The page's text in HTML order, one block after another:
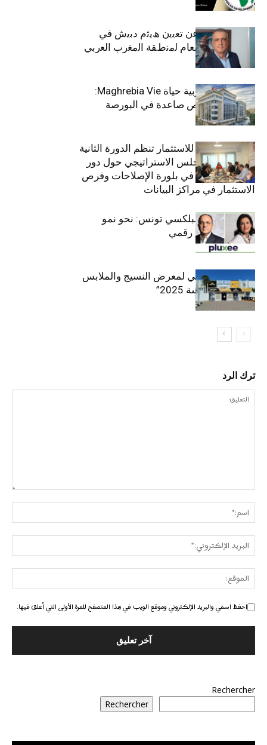
ﺗﯾﺗرا ﺑﺎك ﺗﻌﻠن ﻋن ﺗﻌﯾﯾن ھﯾﺛم دﺑﯾش ﻓﻲ
ﻣﻧﺻب اﻟﻣدﯾر اﻟﻌﺎم ﻟﻣﻧطﻘﺔ اﻟﻣﻐرب اﻟﻌرﺑﻲ
وﻏرب أﻓرﯾﻘﯾﺎ
التأمينات المغربية حياة Maghrebia Vie:
فاعل رائد بفرص صاعدة في البورصة
(+34.8%)
الهيئة التونسية للاستثمار تنظم الدورة الثانية
والعشرين للمجلس الاستراتيجي حول دور
القطاع الخاص في بلورة الإصلاحات وفرص
الاستثمار في مراكز البيانات
قيادة مزدوجة لبلكسي تونس: نحو نمو
متسارع وتحول رقمي
الافتتاح الرسمي لمعرض النسيج والملابس
“إنترتكس سوسة 2025”
ترك الرد
احفظ اسمي والبريد الإلكتروني وموقع الويب في هذا المتصفح للمرة الأولى التي أعلق فيها.
Rechercher
Rechercher